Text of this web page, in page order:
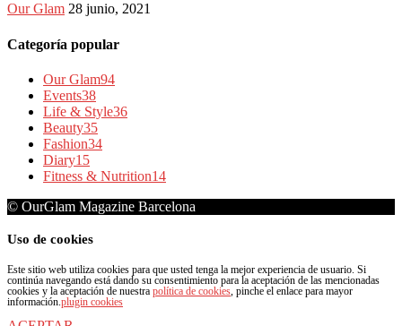
Our Glam 28 junio, 2021
Categoría popular
Our Glam94
Events38
Life & Style36
Beauty35
Fashion34
Diary15
Fitness & Nutrition14
© OurGlam Magazine Barcelona
Uso de cookies
Este sitio web utiliza cookies para que usted tenga la mejor experiencia de usuario. Si
continúa navegando está dando su consentimiento para la aceptación de las mencionadas
cookies y la aceptación de nuestra política de cookies, pinche el enlace para mayor
información.plugin cookies